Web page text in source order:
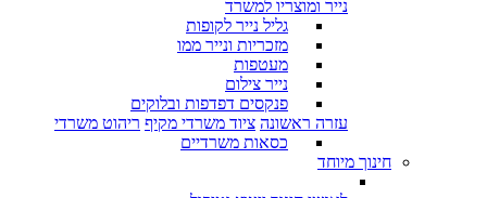
נייר ומוצריו למשרד
גליל נייר לקופות
מזכריות ונייר ממו
מעטפות
נייר צילום
פנקסים דפדפות ובלוקים
עזרה ראשונה ציוד משרדי מקיף ריהוט משרדי
כסאות משרדיים
חינוך מיוחד